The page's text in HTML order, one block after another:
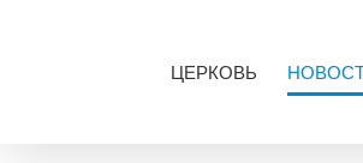
ЦЕРКОВЬ